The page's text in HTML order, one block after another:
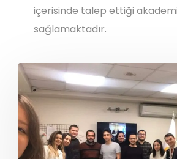
içerisinde talep ettiği
sağlamaktadır.